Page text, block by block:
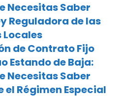
Necesitas Saber
Reguladora de las
Locales
de Contrato Fijo
Estando de Baja:
Necesitas Saber
el Régimen Especial